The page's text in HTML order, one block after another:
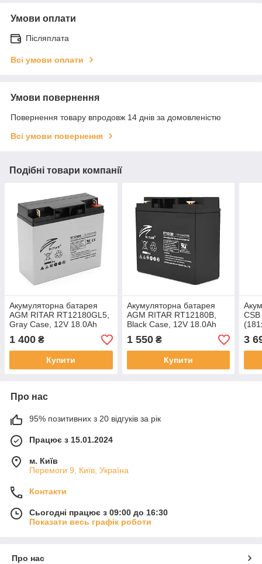
Умови оплати
Післяплата
Всі умови оплати
Умови повернення
Повернення товару впродовж 14 днів за домовленістю
Всі умови повернення
Подібні товари компанії
Акумуляторна батарея
AGM RITAR RT12180GL5,
Gray Case, 12V 18.0Ah
(181х77х167 ) Q4
1 400 ₴
Купити
Акумуляторна батарея
AGM RITAR RT12180B,
Black Case, 12V 18.0Ah
(181х77х167) Q2
1 550₴
Купити
3
Про нас
95% позитивних з 20 відгуків за рік
Працює з 15.01.2024
м. Київ
Перемоги 9, Київ, Україна
Контакти
Сьогодні працює з 09:00 до 16:30
Показати весь графік роботи
Про нас